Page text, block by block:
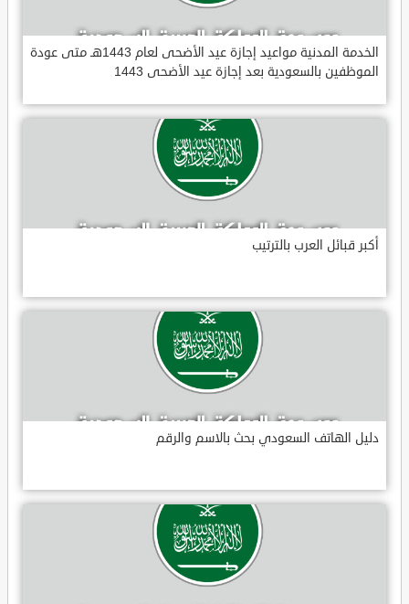
الخدمة المدنية مواعيد إجازة عيد الأضحى لعام 1443هـ متى عودة
الموظفين بالسعودية بعد إجازة عيد الأضحى 1443
أكبر قبائل العرب بالترتيب
دليل الهاتف السعودي بحث بالاسم والرقم